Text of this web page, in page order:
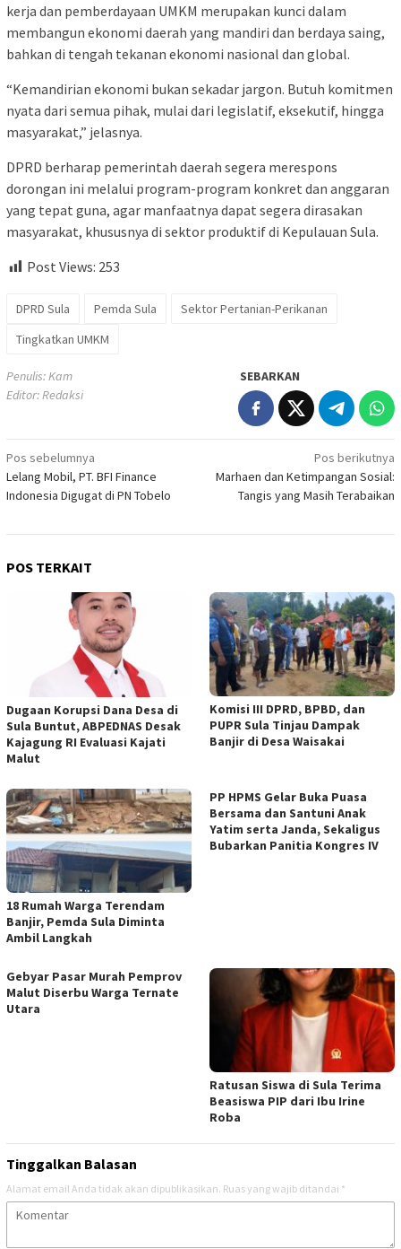
kerja dan pemberdayaan UMKM merupakan kunci dalam
membangun ekonomi daerah yang mandiri dan berdaya saing,
bahkan di tengah tekanan ekonomi nasional dan global.
“Kemandirian ekonomi bukan sekadar jargon. Butuh komitmen
nyata dari semua pihak, mulai dari legislatif, eksekutif, hingga
masyarakat,” jelasnya.
DPRD berharap pemerintah daerah segera merespons
dorongan ini melalui program-program konkret dan anggaran
yang tepat guna, agar manfaatnya dapat segera dirasakan
masyarakat, khususnya di sektor produktif di Kepulauan Sula.
Post Views: 253
DPRD Sula Pemda Sula
Sektor Pertanian-Perikanan
Tingkatkan UMKM
Penulis: Kam
Editor: Redaksi
SEBARKAN
Navigasi
pos
Pos sebelumnya
Lelang Mobil, PT. BFI Finance
Indonesia Digugat di PN Tobelo
Pos berikutnya
Marhaen dan Ketimpangan Sosial:
Tangis yang Masih Terabaikan
POS TERKAIT
Dugaan Korupsi Dana Desa di
Sula Buntut, ABPEDNAS Desak
Kajagung RI Evaluasi Kajati
Malut
Komisi III DPRD, BPBD, dan
PUPR Sula Tinjau Dampak
Banjir di Desa Waisakai
18 Rumah Warga Terendam
Banjir, Pemda Sula Diminta
Ambil Langkah
PP HPMS Gelar Buka Puasa
Bersama dan Santuni Anak
Yatim serta Janda, Sekaligus
Bubarkan Panitia Kongres IV
Gebyar Pasar Murah Pemprov
Malut Diserbu Warga Ternate
Utara
Ratusan Siswa di Sula Terima
Beasiswa PIP dari Ibu Irine
Roba
Tinggalkan Balasan
Alamat email Anda tidak akan dipublikasikan. Ruas yang wajib ditandai *